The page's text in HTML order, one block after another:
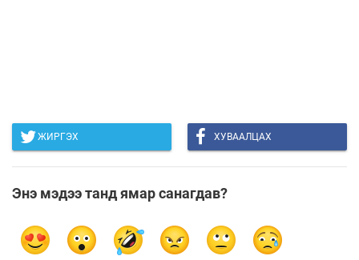
ЖИРГЭХ ХУВААЛЦАХ
Энэ мэдээ танд ямар санагдав?